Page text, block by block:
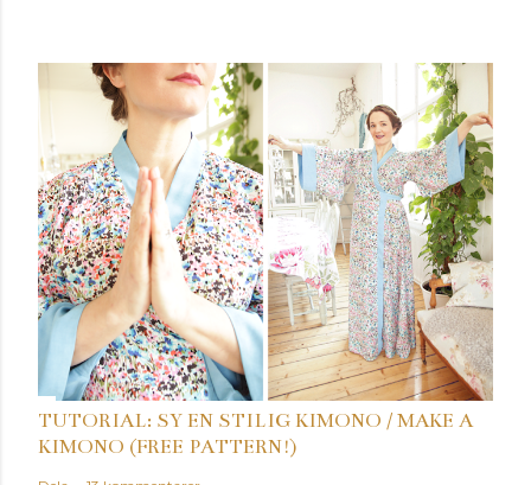
TUTORIAL: SY EN STILIG KIMONO / MAKE A
KIMONO (FREE PATTERN!)